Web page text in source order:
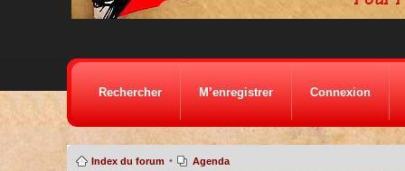
Rechercher M’enregistrer Connexion
Index du forum • Agenda